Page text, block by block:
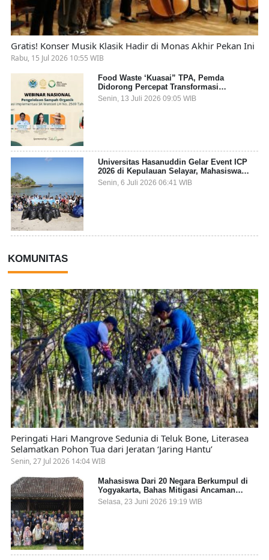
Gratis! Konser Musik Klasik Hadir di Monas Akhir Pekan Ini
Rabu, 15 Jul 2026 10:55 WIB
Food Waste ‘Kuasai” TPA, Pemda
Didorong Percepat Transformasi
Pengelolaan Sampah Organik dari Sumber
Senin, 13 Juli 2026 09:05 WIB
Universitas Hasanuddin Gelar Event ICP
2026 di Kepulauan Selayar, Mahasiswa
dari 27 Negara Jadi Partisipan
Senin, 6 Juli 2026 06:41 WIB
KOMUNITAS
Peringati Hari Mangrove Sedunia di Teluk Bone, Literasea
Selamatkan Pohon Tua dari Jeratan ‘Jaring Hantu’
Senin, 27 Jul 2026 14:04 WIB
Mahasiswa Dari 20 Negara Berkumpul di
Yogyakarta, Bahas Mitigasi Ancaman
Kesehatan Global
Selasa, 23 Juni 2026 19:19 WIB